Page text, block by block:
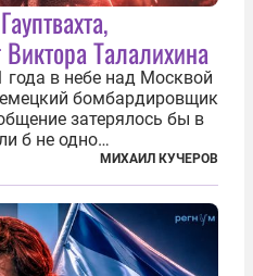
Талалихина
года в небе над Москвой
бомбардировщик
затерялось бы в
б не одно
один из первых в
ночных таранов.
МИХАИЛ КУЧЕРОВ